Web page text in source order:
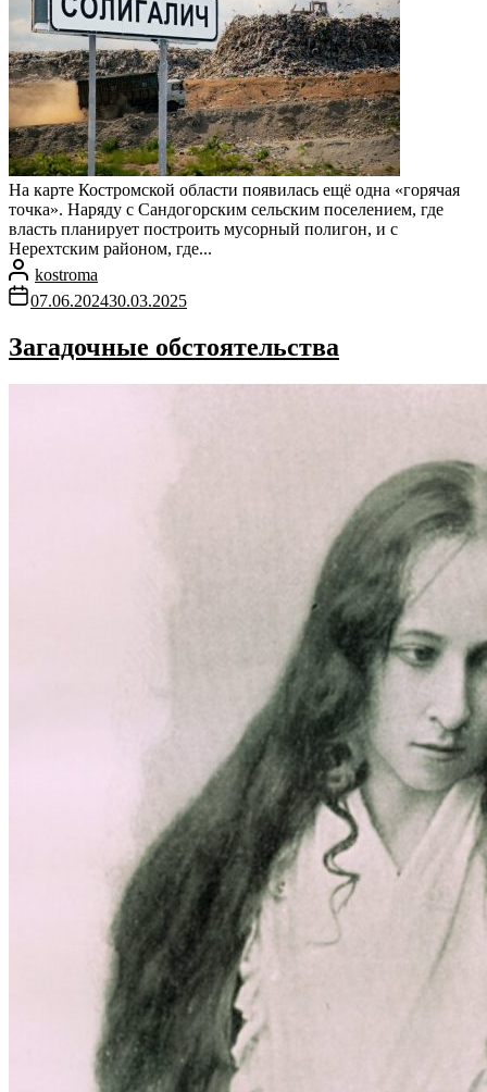
На карте Костромской области появилась ещё одна «горячая
точка». Наряду с Сандогорским сельским поселением, где
власть планирует построить мусорный полигон, и с
Нерехтским районом, где...
kostroma
07.06.202430.03.2025
Загадочные обстоятельства